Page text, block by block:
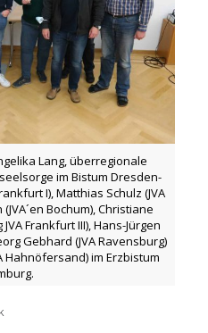
Lang, überregionale
im Bistum Dresden-
I), Matthias Schulz (JVA
Bochum), Christiane
Frankfurt III), Hans-Jürgen
Gebhard (JVA Ravensburg)
Hahnöfersand) im Erzbistum